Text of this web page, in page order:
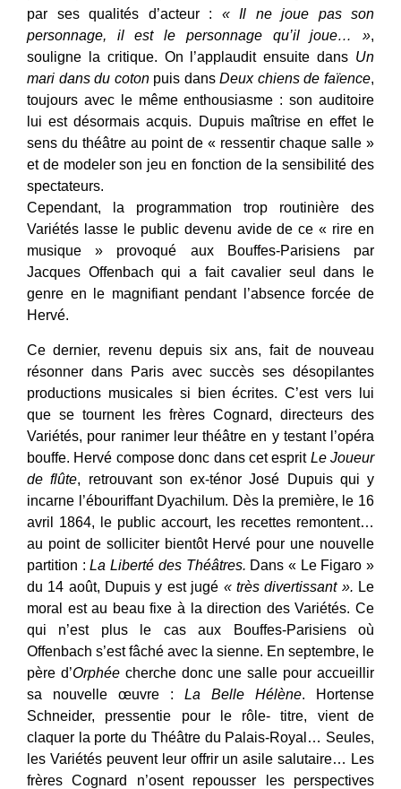
par ses qualités d’acteur : « Il ne joue pas son
personnage, il est le personnage qu’il joue… »,
souligne la critique. On l’applaudit ensuite dans Un
mari dans du cotonpuis dansDeux chiens de faïence,
toujours avec le même enthousiasme : son auditoire
lui est désormais acquis. Dupuis maîtrise en effet le
sens du théâtre au point de « ressentir chaque salle »
et de modeler son jeu en fonction de la sensibilité des
spectateurs.
Cependant, la programmation trop routinière des
Variétés lasse le public devenu avide de ce « rire en
musique » provoqué aux Bouffes-Parisiens par
Jacques Offenbach qui a fait cavalier seul dans le
genre en le magnifiant pendant l’absence forcée de
Hervé.
Ce dernier, revenu depuis six ans, fait de nouveau
résonner dans Paris avec succès ses désopilantes
productions musicales si bien écrites. C’est vers lui
que se tournent les frères Cognard, directeurs des
Variétés, pour ranimer leur théâtre en y testant l’opéra
bouffe. Hervé compose donc dans cet esprit Le Joueur
de flûte, retrouvant son ex-ténor José Dupuis qui y
incarne l’ébouriffant Dyachilum. Dès la première, le 16
avril 1864, le public accourt, les recettes remontent…
au point de solliciter bientôt Hervé pour une nouvelle
partition :La Liberté des Théâtres. Dans « Le Figaro »
du 14 août, Dupuis y est jugé « très divertissant ». Le
moral est au beau fixe à la direction des Variétés. Ce
qui n’est plus le cas aux Bouffes-Parisiens où
Offenbach s’est fâché avec la sienne. En septembre, le
père d’Orphéecherche donc une salle pour accueillir
sa nouvelle œuvre : La Belle Hélène. Hortense
Schneider, pressentie pour le rôle- titre, vient de
claquer la porte du Théâtre du Palais-Royal… Seules,
les Variétés peuvent leur offrir un asile salutaire… Les
frères Cognard n’osent repousser les perspectives